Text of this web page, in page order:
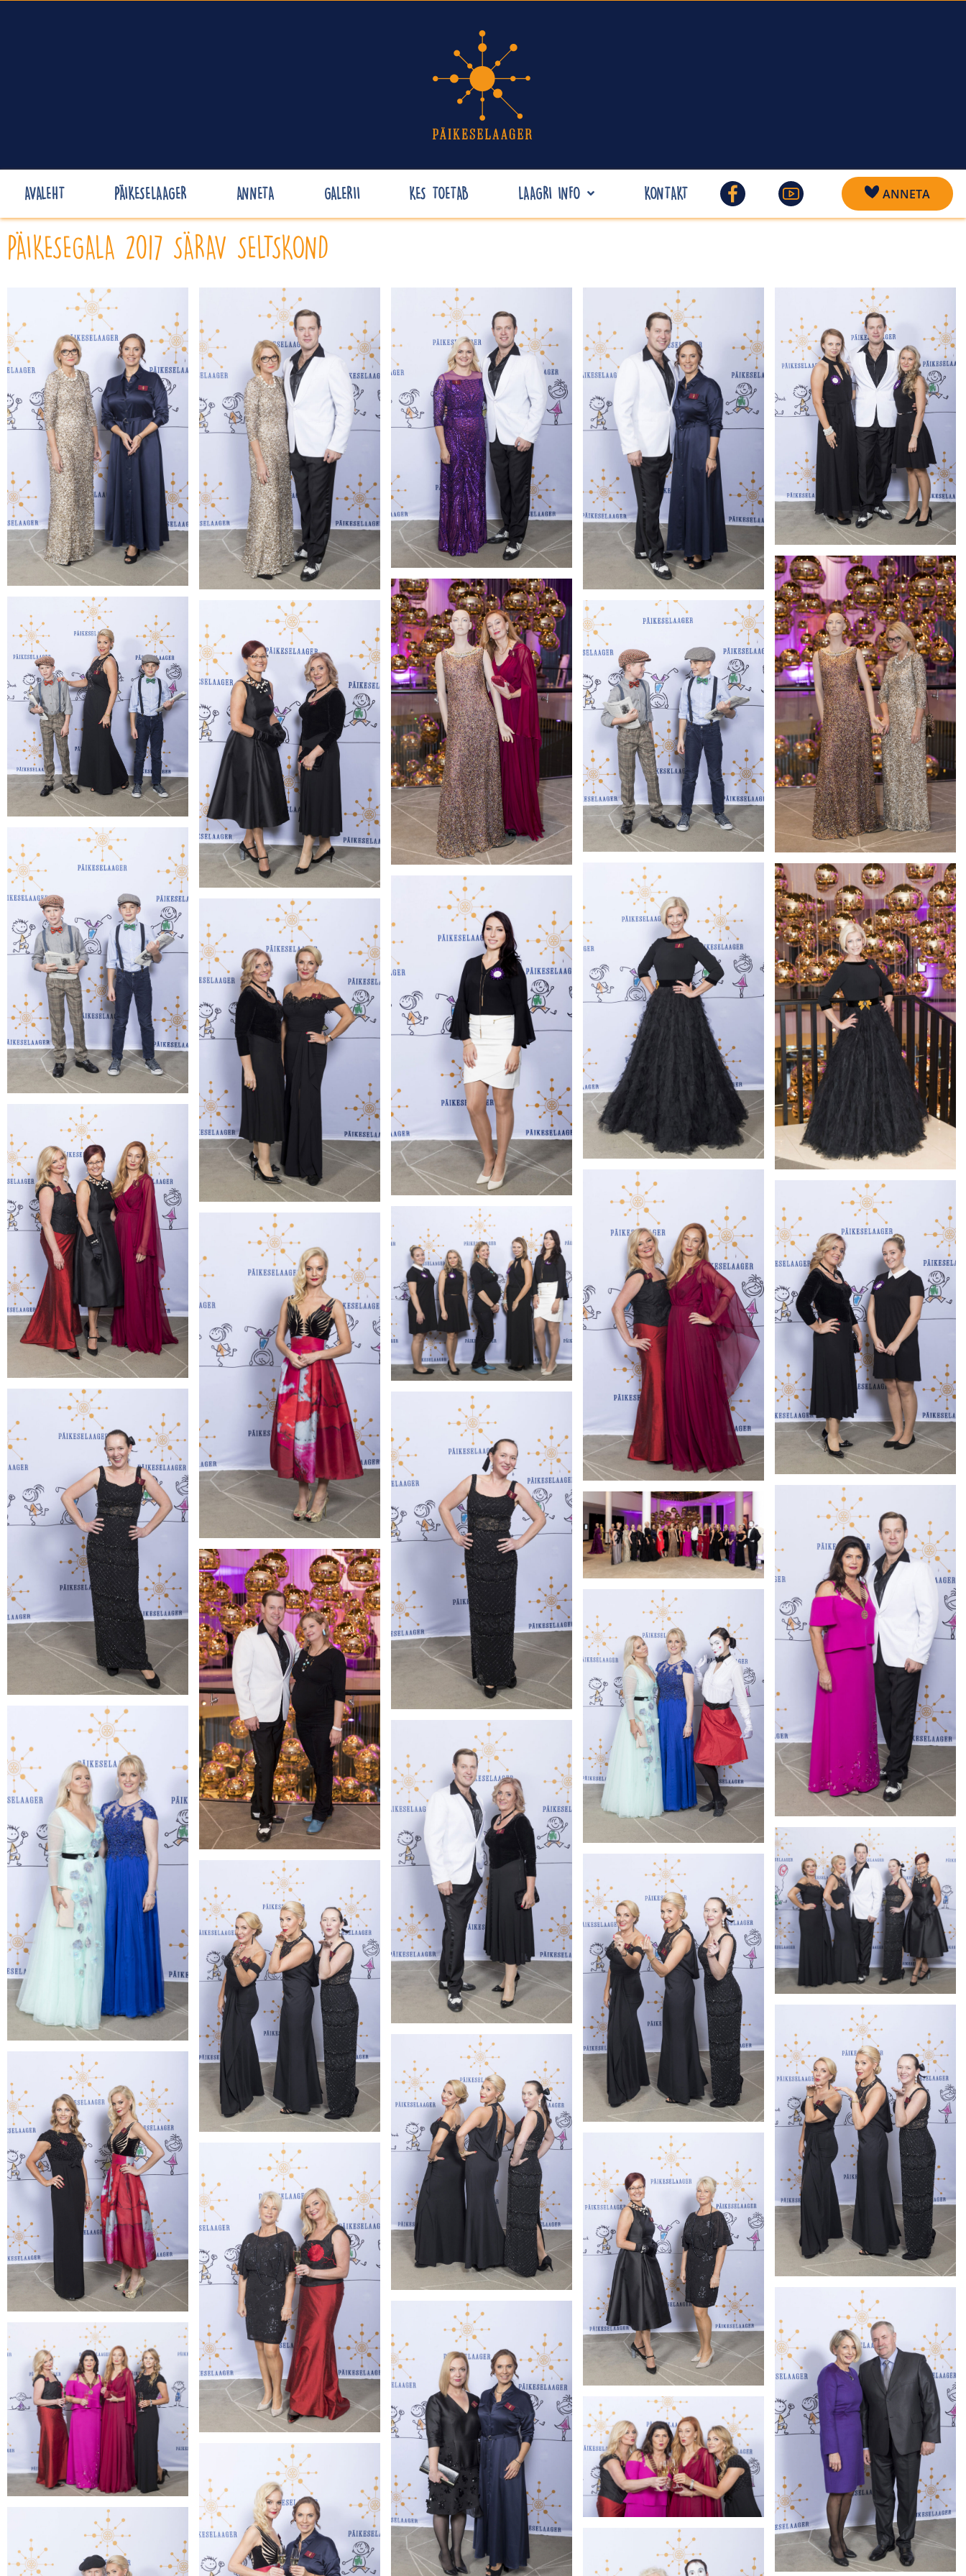
AVALEHT PÄIKESELAAGER ANNETA GALERII KES TOETAB LAAGRI INFO KONTAKT ANNETA
PÄIKESEGALA 2017 SÄRAV SELTSKOND